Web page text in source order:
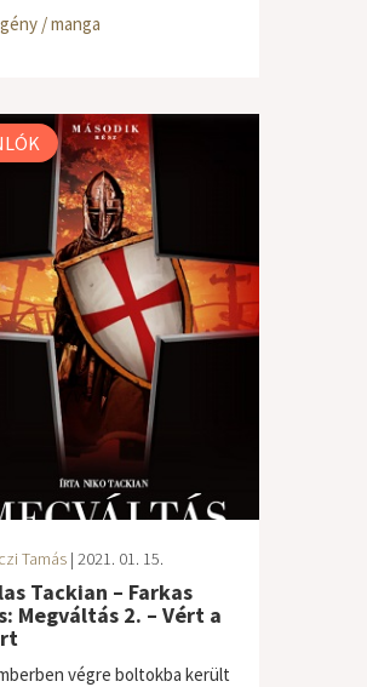
/ manga
Tamás | 2021. 01. 15.
Tackian – Farkas
Megváltás 2. – Vért a
végre boltokba került